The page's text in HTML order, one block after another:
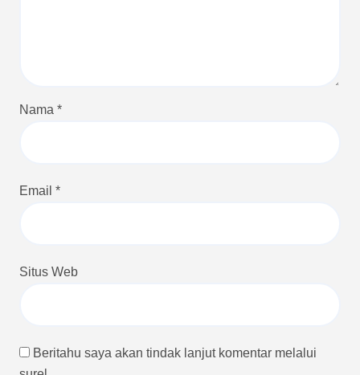
Nama *
Email *
Situs Web
Beritahu saya akan tindak lanjut komentar melalui